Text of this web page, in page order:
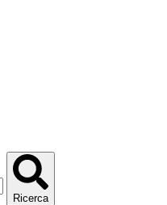
Ricerca